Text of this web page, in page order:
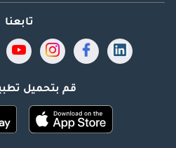
تابعنا
قم بتحميل